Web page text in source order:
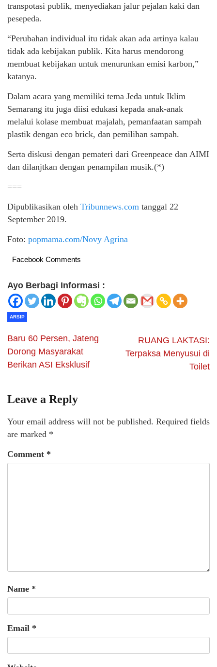
transpotasi publik, menyediakan jalur pejalan kaki dan
pesepeda.
“Perubahan individual itu tidak akan ada artinya kalau
tidak ada kebijakan publik. Kita harus mendorong
membuat kebijakan untuk menurunkan emisi karbon,”
katanya.
Dalam acara yang memiliki tema Jeda untuk Iklim
Semarang itu juga diisi edukasi kepada anak-anak
melalui kolase membuat majalah, pemanfaatan sampah
plastik dengan eco brick, dan pemilihan sampah.
Serta diskusi dengan pemateri dari Greenpeace dan AIMI
dan dilanjtkan dengan penampilan musik.(*)
===
Dipublikasikan oleh Tribunnews.com tanggal 22
September 2019.
Foto: popmama.com/Novy Agrina
Facebook Comments
Ayo Berbagi Informasi :
ARSIP
Baru 60 Persen, Jateng
Dorong Masyarakat
Berikan ASI Eksklusif
RUANG LAKTASI:
Terpaksa Menyusui di
Toilet
Leave a Reply
Your email address will not be published. Required fields
are marked *
Comment *
Name *
Email *